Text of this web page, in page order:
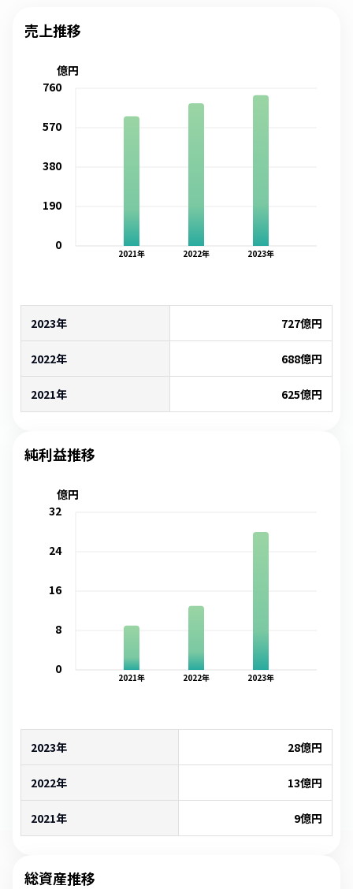
売上推移
2021年 2022年 2023年
0
190
380
570
760
億円
2023年 727億円
2022年 688億円
2021年 625億円
純利益推移
2021年 2022年 2023年
0
8
16
24
32
億円
2023年 28億円
2022年 13億円
2021年 9億円
総資産推移